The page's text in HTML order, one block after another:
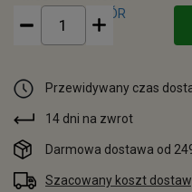
Przewidywany czas
14 dni na zwrot
Darmowa dostawa od
Szacowany koszt